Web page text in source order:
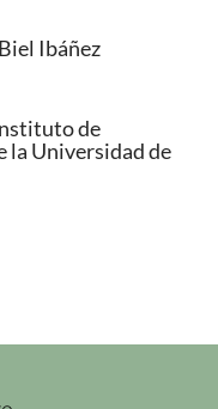
Ibáñez
de
la Universidad de